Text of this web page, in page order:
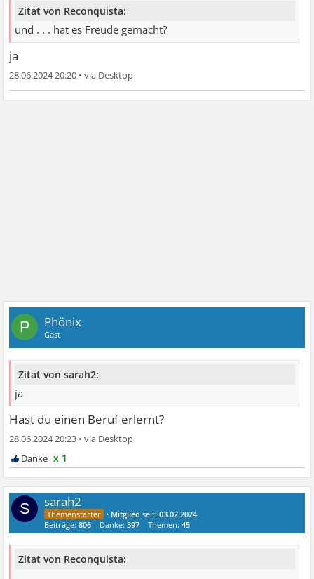
Zitat von Reconquista:
und . . . hat es Freude gemacht?
ja
28.06.2024 20:20 •
P Phönix
Gast
Zitat von sarah2:
ja
Hast du einen Beruf erlernt?
28.06.2024 20:23 •
x 1
S sarah2
• Mitglied seit:03.02.2024
Beiträge:806 Danke:397 Themen:45
Zitat von Reconquista: